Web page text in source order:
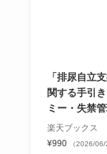
「排尿自立
関する手引
ミー・失禁
楽天ブックス
¥990
（2026/